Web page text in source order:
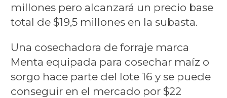
millones pero alcanzará un precio base
total de $19,5 millones en la subasta.
Una cosechadora de forraje marca
Menta equipada para cosechar maíz o
sorgo hace parte del lote 16 y se puede
conseguir en el mercado por $22